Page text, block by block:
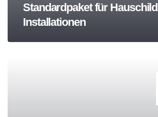
Standardpaket für Hauschild
Installationen